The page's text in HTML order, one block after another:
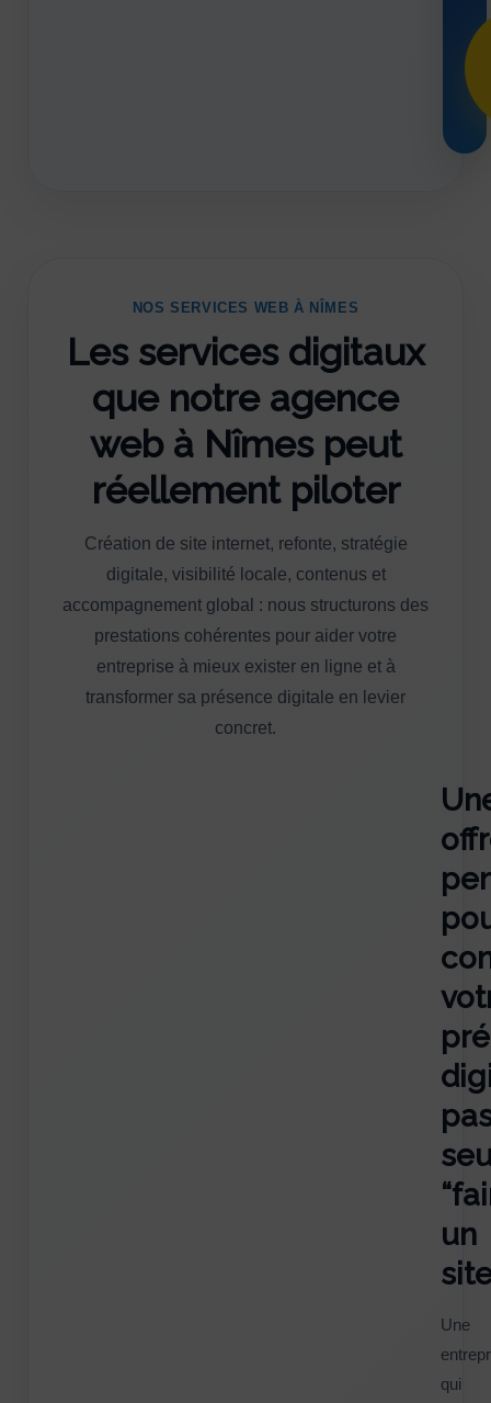
NOS SERVICES WEB À NÎMES
Les services digitaux
que notre agence
web à Nîmes peut
réellement piloter
Création de site internet, refonte, stratégie
digitale, visibilité locale, contenus et
accompagnement global : nous structurons des
prestations cohérentes pour aider votre
entreprise à mieux exister en ligne et à
transformer sa présence digitale en levier
concret.
un
Une
qui